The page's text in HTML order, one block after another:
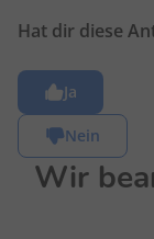
Hat dir diese
Ja
Nein
Wir